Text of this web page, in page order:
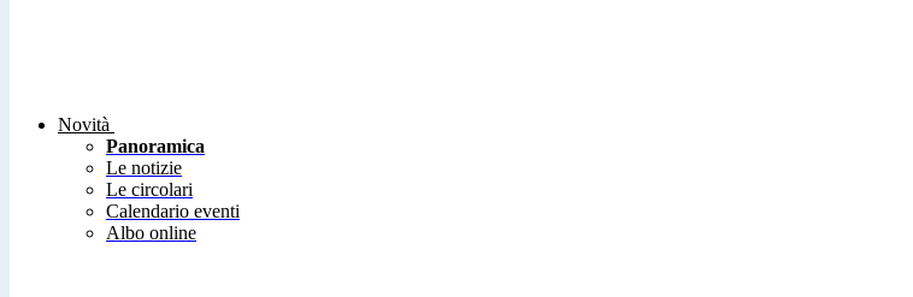
Novità
Panoramica
Le notizie
Le circolari
Calendario eventi
Albo online